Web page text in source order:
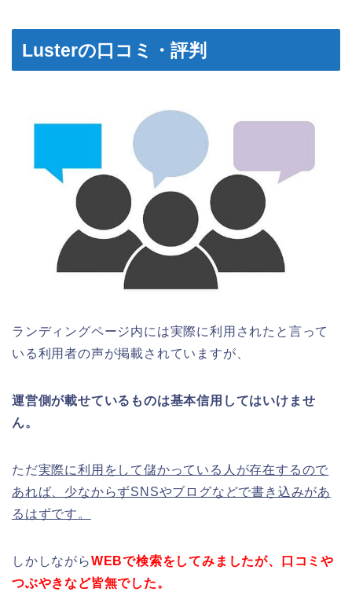
Lusterの口コミ・評判
ランディングページ内には実際に利用されたと言って
いる利用者の声が掲載されていますが、
運営側が載せているものは基本信用してはいけませ
ん。
ただ実際に利用をして儲かっている人が存在するので
あれば、少なからずSNSやブログなどで書き込みがあ
るはずです。
しかしながらWEBで検索をしてみましたが、口コミや
つぶやきなど皆無でした。